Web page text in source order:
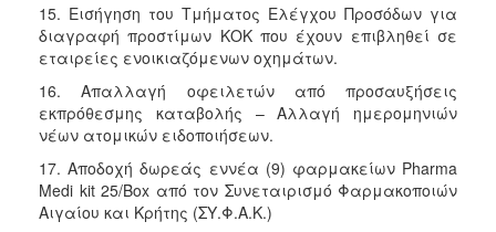
15. Εισήγηση του Τμήματος Ελέγχου Προσόδων για
διαγραφή προστίμων ΚΟΚ που έχουν επιβληθεί σε
εταιρείες ενοικιαζόμενων οχημάτων.
16. Απαλλαγή οφειλετών από προσαυξήσεις
εκπρόθεσμης καταβολής – Αλλαγή ημερομηνιών
νέων ατομικών ειδοποιήσεων.
17. Αποδοχή δωρεάς εννέα (9) φαρμακείων Pharma
Medi kit 25/Box από τον Συνεταιρισμό Φαρμακοποιών
Αιγαίου και Κρήτης (ΣΥ.Φ.Α.Κ.)